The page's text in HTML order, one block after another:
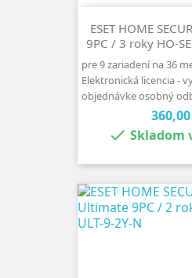
ESET HOME
9PC / 3 roky HO-
pre 9 zariadení na 36
Elektronická licencia -
objednávke osobný
Cena
 Skladom